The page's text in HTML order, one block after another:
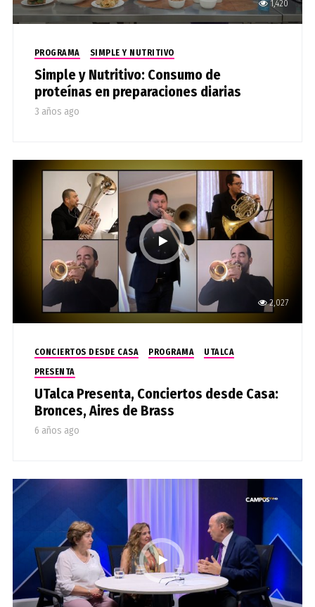
1,420
PROGRAMA SIMPLE Y NUTRITIVO
Simple y Nutritivo: Consumo de
proteínas en preparaciones diarias
3 años ago
2,027
CONCIERTOS DESDE CASA PROGRAMA
UTALCA
PRESENTA
UTalca Presenta, Conciertos desde Casa:
Bronces, Aires de Brass
6 años ago